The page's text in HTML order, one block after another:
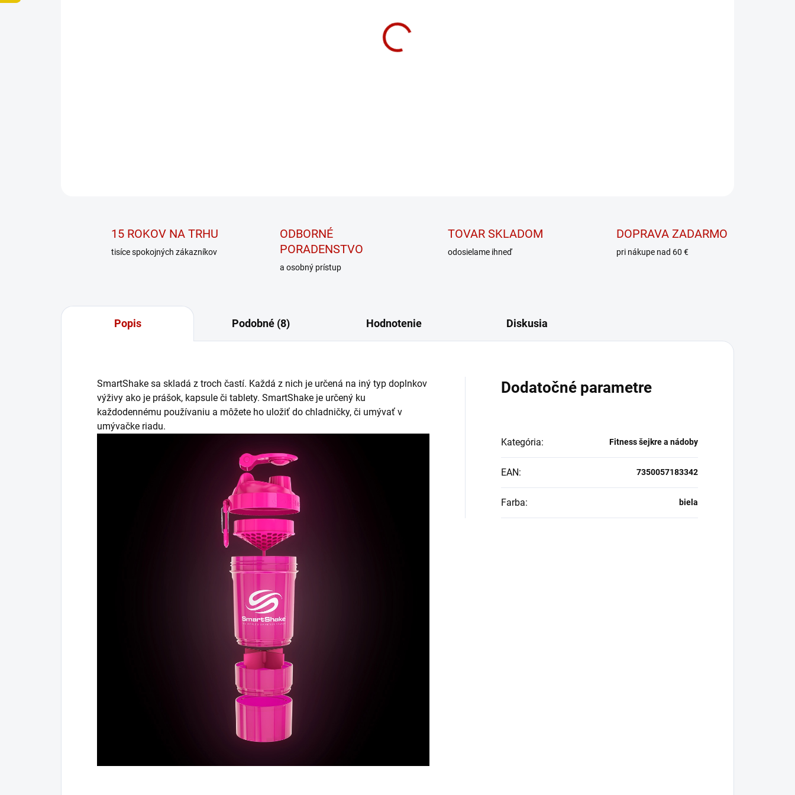
SmartShake 600 ml
15 ROKOV NA TRHU
tisíce spokojných zákazníkov
ODBORNÉ
PORADENSTVO
a osobný prístup
TOVAR SKLADOM
odosielame ihneď
DOPRAVA ZADARMO
pri nákupe nad 60 €
Popis Podobné (8) Hodnotenie Diskusia
SmartShake sa skladá z troch častí. Každá z nich je určená na iný typ doplnkov
výživy ako je prášok, kapsule či tablety. SmartShake je určený ku
každodennému používaniu a môžete ho uložiť do chladničky, či umývať v
umývačke riadu.
Dodatočné parametre
Kategória: Fitness šejkre a nádoby
EAN: 7350057183342
Farba: biela